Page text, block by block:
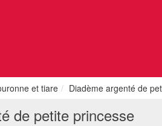
et tiare Diadème argenté de
de petite princesse